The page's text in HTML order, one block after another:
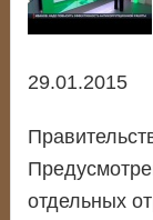
29.01.2015
отдельных